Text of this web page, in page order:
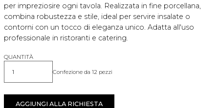
per impreziosire ogni tavola. Realizzata in fine porcellana,
combina robustezza e stile, ideal per servire insalate o
contorni con un tocco di eleganza unico. Adatta all'uso
professionale in ristoranti e catering.
QUANTITÀ
Quantità Confezione da 12 pezzi
AGGIUNGI ALLA RICHIESTA